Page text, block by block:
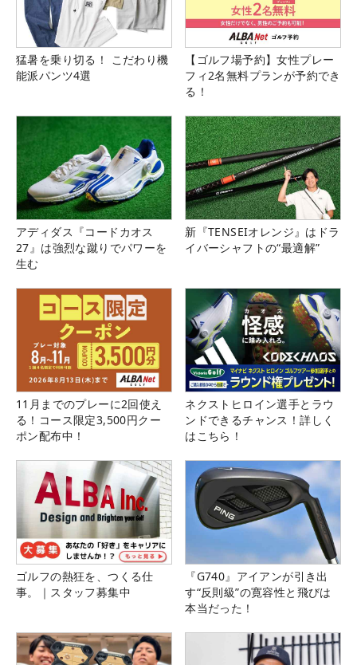
猛暑を乗り切る！ こだわり機
能派パンツ4選
【ゴルフ場予約】女性プレー
フィ2名無料プランが予約でき
る！
アディダス『コードカオス
27』は強烈な蹴りでパワーを
生む
新『TENSEIオレンジ』はドラ
イバーシャフトの“最適解”
11月までのプレーに2回使え
る！コース限定3,500円クー
ポン配布中！
ネクストヒロイン選手とラウ
ンドできるチャンス！詳しく
はこちら！
ゴルフの熱狂を、つくる仕
事。｜スタッフ募集中
『G740』アイアンが引き出
す“反則級”の寛容性と飛びは
本当だった！